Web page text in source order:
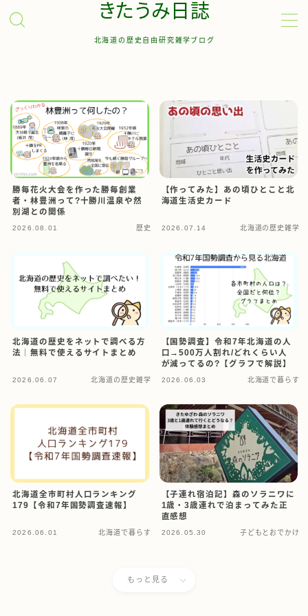
きたうみ日誌
北海道の歴史自由研究雑学ブログ
管理人について
サイトマップ
勝毎花火大会を作った勝毎創業
者・林豊洲って?十勝川温泉や然
別湖との関係
2026.08.01 歴史
【作ってみた】あの頃ひとこと北
海道生活史カード
2026.07.14 北海道の歴史雑学
北海道の歴史をネットで調べる方
法｜無料で使えるサイトまとめ
2026.06.07 北海道の歴史雑学
【国勢調査】令和7年北海道の人
口→500万人割れ/どれくらい人
が減ってるの?【グラフで解説】
2026.06.03 北海道で暮らす
北海道全市町村人口ランキング
179【令和7年国勢調査速報】
2026.06.01 北海道で暮らす
【子連れ宿泊記】森のソラニワに
1歳・3歳連れで泊まってみた正
直感想
2026.05.30 子どもとおでかけ
もっと見る